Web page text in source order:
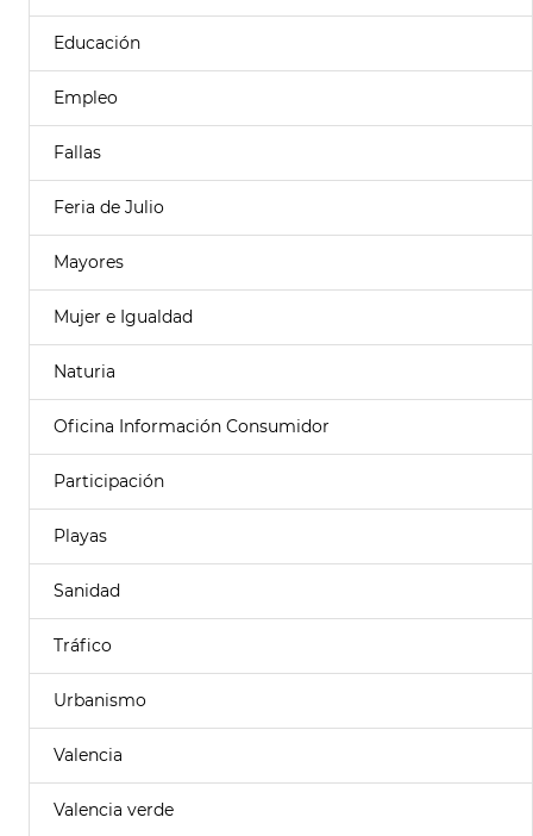
Educación
Empleo
Fallas
Feria de Julio
Mayores
Mujer e Igualdad
Naturia
Oficina Información Consumidor
Participación
Playas
Sanidad
Tráfico
Urbanismo
Valencia
Valencia verde